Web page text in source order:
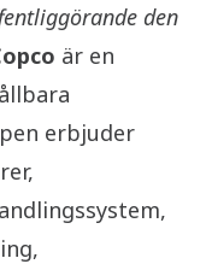
den
är en
erbjuder